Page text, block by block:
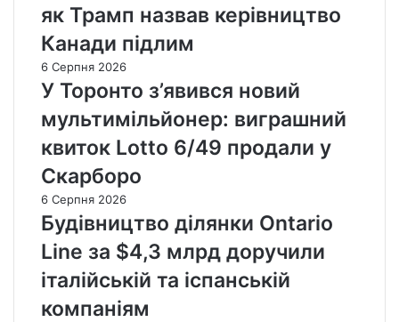
як Трамп назвав керівництво
Канади підлим
6 Серпня 2026
У Торонто з’явився новий
мультимільйонер: виграшний
квиток Lotto 6/49 продали у
Скарборо
6 Серпня 2026
Будівництво ділянки Ontario
Line за $4,3 млрд доручили
італійській та іспанській
компаніям